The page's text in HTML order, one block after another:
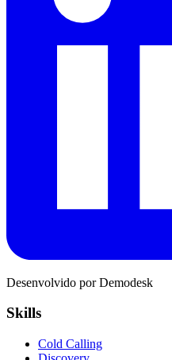
Desenvolvido por Demodesk
Skills
Cold Calling